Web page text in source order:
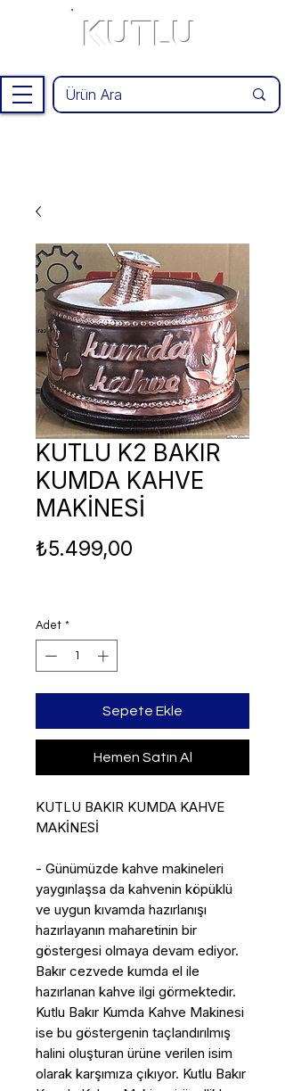
KUTLU
KUTLU K2 BAKIR
KUMDA KAHVE
MAKİNESİ
₺5.499,00
Adet *
Sepete Ekle
Hemen Satın Al
KUTLU BAKIR KUMDA KAHVE
MAKİNESİ
- Günümüzde kahve makineleri
yaygınlaşsa da kahvenin köpüklü
ve uygun kıvamda hazırlanışı
hazırlayanın maharetinin bir
göstergesi olmaya devam ediyor.
Bakır cezvede kumda el ile
hazırlanan kahve ilgi görmektedir.
Kutlu Bakır Kumda Kahve Makinesi
ise bu göstergenin taçlandırılmış
halini oluşturan ürüne verilen isim
olarak karşımıza çıkıyor. Kutlu Bakır